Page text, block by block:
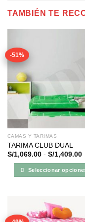
TAMBIÉN TE
-51%
CAMAS Y TARIMAS
TARIMA CLUB DUAL
S/1,069.00 - S/1,409.00
Seleccionar
múltiples